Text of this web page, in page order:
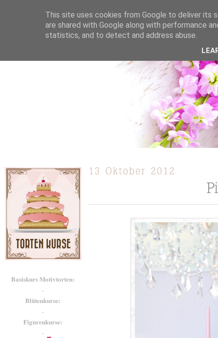
ÜBER MICH KOOPERATION TORTEN / KUCHEN /
Basiskurs Motivtorten:
-
Blütenkurse:
-
Figurenkurse:
-
This site uses cookies from Google to deliver its
are shared with Google along with performance
statistics, and to detect and address abuse.